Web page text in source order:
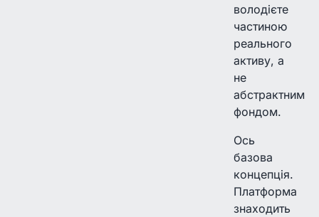
володієте
частиною
реального
активу, а
не
абстрактним
фондом.
Ось
базова
концепція.
Платформа
знаходить